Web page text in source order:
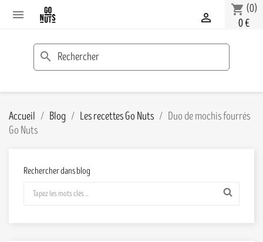
 shopping_cart (0)
0 €

search
Accueil Blog Les recettes Go Nuts
Duo de mochis fourrés
Go Nuts
Rechercher dans blog